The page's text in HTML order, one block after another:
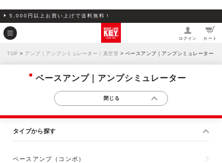
5,000円以上お買い上げで送料無料！
ログイン カート
TOP > アンプ｜アンプシミュレーター｜真空管 > ベースアンプ｜アンプシミュレーター
ベースアンプ｜アンプシミュレーター
タイプから探す
ベースアンプ（コンボ）